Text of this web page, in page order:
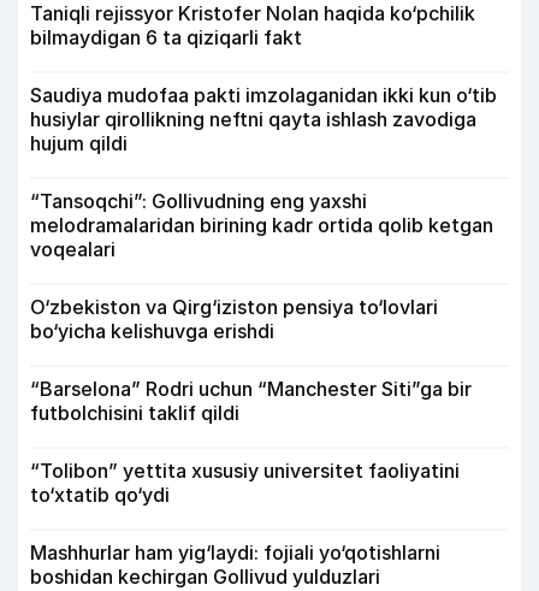
Taniqli rejissyor Kristofer Nolan haqida ko‘pchilik
bilmaydigan 6 ta qiziqarli fakt
Saudiya mudofaa pakti imzolaganidan ikki kun o‘tib
husiylar qirollikning neftni qayta ishlash zavodiga
hujum qildi
“Tansoqchi”: Gollivudning eng yaxshi
melodramalaridan birining kadr ortida qolib ketgan
voqealari
O‘zbekiston va Qirg‘iziston pensiya to‘lovlari
bo‘yicha kelishuvga erishdi
“Barselona” Rodri uchun “Manchester Siti”ga bir
futbolchisini taklif qildi
“Tolibon” yettita xususiy universitet faoliyatini
to‘xtatib qo‘ydi
Mashhurlar ham yig‘laydi: fojiali yo‘qotishlarni
boshidan kechirgan Gollivud yulduzlari